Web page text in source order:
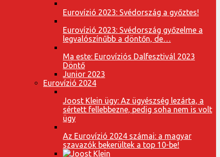
Eurovízió 2023: Svédország a győztes!
Eurovízió 2023: Svédország győzelme a
legvalószínűbb a döntőn, de…
Ma este: Eurovíziós Dalfesztivál 2023
Döntő
Junior 2023
Eurovízió 2024
Joost Klein ügy: Az ügyészség lezárta, a
sértett fellebbezne, pedig soha nem is volt
ügy
Az Eurovízió 2024 számai: a magyar
szavazók bekerültek a top 10-be!